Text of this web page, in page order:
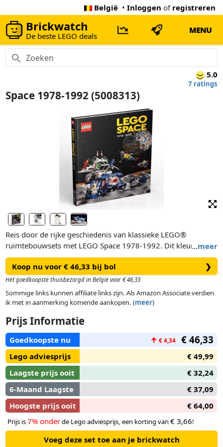
België • Inloggen of registreren
Brickwatch
De beste LEGO deals
MENU
5.0
7 ratings
Space 1978-1992 (5008313)
…meer
Reis door de rijke geschiedenis van klassieke LEGO®
ruimtebouwsets met LEGO Space 1978-1992. Dit kleurrijke
hardcover LEGO boek van 200 pagina's staat boordevol
foto's, illustraties, weetjes, statistieken en verhalen over de
verbazingwekkende ruimtesets van de LEGO Groep die
tussen 1978 en 1992 zijn uitgebracht en de wereldwijde
gebeurtenissen waarop ze zijn geïnspireerd. Dit boek zal
verzamelaars en volwassenen die willen genieten van de
nostalgie van hun kindertijd.
Koop nu voor € 46,33 bij bol ❯
Het goedkoopste thuisbezorgd in België voor € 46,33
Sommige links kunnen affiliate links zijn. Als Amazon Associate verdien
ik met in aanmerking komende aankopen. (meer)
Prijs Informatie
Goedkoopste nu ↑ € 4,34 € 46,33
Lego adviesprijs
€ 49,99
Laagste prijs ooit
€ 32,24
6-Maand Laagste
€ 37,09
Hoogste prijs ooit
€ 64,00
Prijs is7% onderde Lego adviesprijs, een korting van € 3,66!
Voeg deze set toe aan je brickwatch